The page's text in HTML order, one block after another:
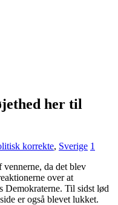
her til
korrekte, Sverige 1
da det blev
over at
Demokraterne. Til sidst lød
er også blevet lukket.